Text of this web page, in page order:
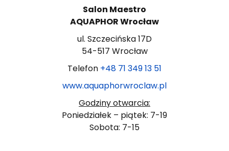
Salon Maestro
AQUAPHOR Wrocław
ul. Szczecińska 17D
54-517 Wrocław
Telefon +48 71 349 13 51
www.aquaphorwroclaw.pl
Godziny otwarcia:
Poniedziałek – piątek: 7-19
Sobota: 7-15